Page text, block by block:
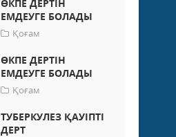
ӨКПЕ ДЕРТІН
ЕМДЕУГЕ БОЛАДЫ
Қоғам
ӨКПЕ ДЕРТІН
ЕМДЕУГЕ БОЛАДЫ
Қоғам
ТУБЕРКУЛЕЗ ҚАУІПТІ
ДЕРТ